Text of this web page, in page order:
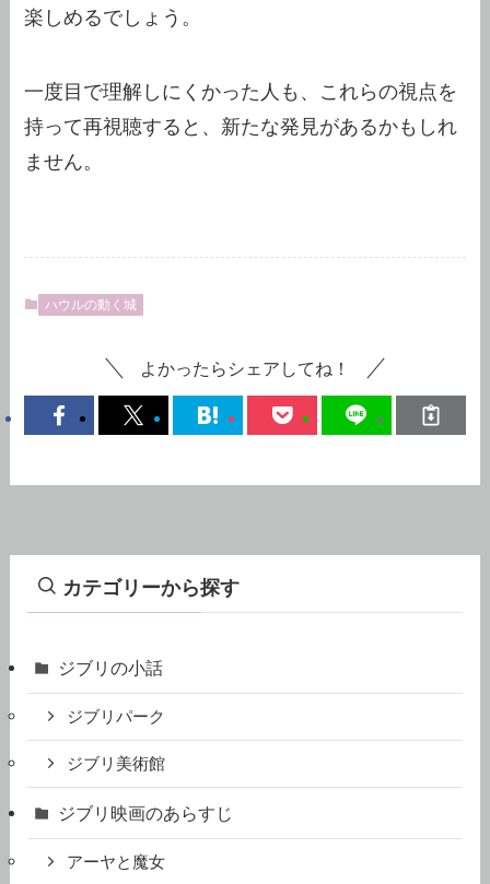
楽しめるでしょう。
一度目で理解しにくかった人も、これらの視点を
持って再視聴すると、新たな発見があるかもしれ
ません。
ハウルの動く城
よかったらシェアしてね！
カテゴリーから探す
ジブリの小話
ジブリパーク
ジブリ美術館
ジブリ映画のあらすじ
アーヤと魔女